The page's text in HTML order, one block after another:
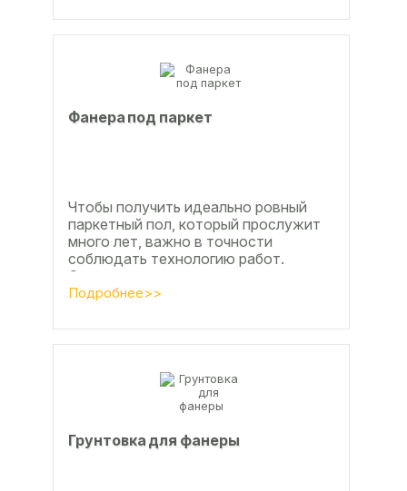
Фанера под паркет
Чтобы получить идеально ровный
паркетный пол, который прослужит
много лет, важно в точности
соблюдать технологию работ.
Сегодня одним из самых простых и
эффективных методов считается...
Подробнее>>
Грунтовка для фанеры